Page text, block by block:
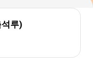
루)